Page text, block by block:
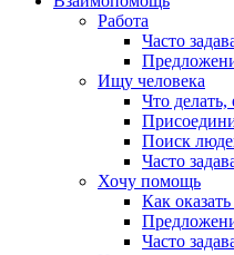
Работа
Часто
Ищу человека
Что делать,
Поиск
Часто
Хочу помощь
Как
Часто